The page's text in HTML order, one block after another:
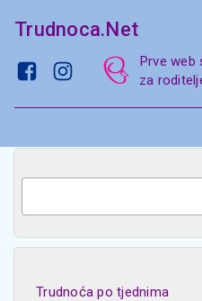
Trudnoca.Net
Prve web
za
Trudnoća po tjednima